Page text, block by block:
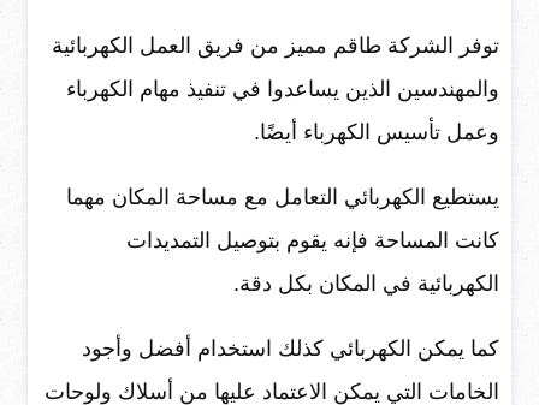
توفر الشركة طاقم مميز من فريق العمل الكهربائية
والمهندسين الذين يساعدوا في تنفيذ مهام الكهرباء
وعمل تأسيس الكهرباء أيضًا.
يستطيع الكهربائي التعامل مع مساحة المكان مهما
كانت المساحة فإنه يقوم بتوصيل التمديدات
الكهربائية في المكان بكل دقة.
كما يمكن الكهربائي كذلك استخدام أفضل وأجود
الخامات التي يمكن الاعتماد عليها من أسلاك ولوحات